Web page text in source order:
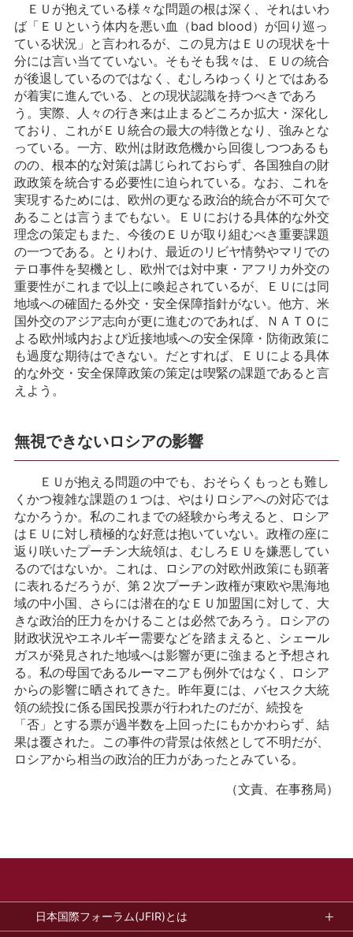
ＥＵが抱えている様々な問題の根は深く、それはいわ
ば「ＥＵという体内を悪い血（bad blood）が回り巡っ
ている状況」と言われるが、この見方はＥＵの現状を十
分には言い当てていない。そもそも我々は、ＥＵの統合
が後退しているのではなく、むしろゆっくりとではある
が着実に進んでいる、との現状認識を持つべきであろ
う。実際、人々の行き来は止まるどころか拡大・深化し
ており、これがＥＵ統合の最大の特徴となり、強みとな
っている。一方、欧州は財政危機から回復しつつあるも
のの、根本的な対策は講じられておらず、各国独自の財
政政策を統合する必要性に迫られている。なお、これを
実現するためには、欧州の更なる政治的統合が不可欠で
あることは言うまでもない。ＥＵにおける具体的な外交
理念の策定もまた、今後のＥＵが取り組むべき重要課題
の一つである。とりわけ、最近のリビヤ情勢やマリでの
テロ事件を契機とし、欧州では対中東・アフリカ外交の
重要性がこれまで以上に喚起されているが、ＥＵには同
地域への確固たる外交・安全保障指針がない。他方、米
国外交のアジア志向が更に進むのであれば、ＮＡＴＯに
よる欧州域内および近接地域への安全保障・防衛政策に
も過度な期待はできない。だとすれば、ＥＵによる具体
的な外交・安全保障政策の策定は喫緊の課題であると言
えよう。
無視できないロシアの影響
ＥＵが抱える問題の中でも、おそらくもっとも難し
くかつ複雑な課題の１つは、やはりロシアへの対応では
なかろうか。私のこれまでの経験から考えると、ロシア
はＥＵに対し積極的な好意は抱いていない。政権の座に
返り咲いたプーチン大統領は、むしろＥＵを嫌悪してい
るのではないか。これは、ロシアの対欧州政策にも顕著
に表れるだろうが、第２次プーチン政権が東欧や黒海地
域の中小国、さらには潜在的なＥＵ加盟国に対して、大
きな政治的圧力をかけることは必然であろう。ロシアの
財政状況やエネルギー需要などを踏まえると、シェール
ガスが発見された地域へは影響が更に強まると予想され
る。私の母国であるルーマニアも例外ではなく、ロシア
からの影響に晒されてきた。昨年夏には、バセスク大統
領の続投に係る国民投票が行われたのだが、続投を
「否」とする票が過半数を上回ったにもかかわらず、結
果は覆された。この事件の背景は依然として不明だが、
ロシアから相当の政治的圧力があったとみている。
（文責、在事務局）
日本国際フォーラム(JFIR)とは